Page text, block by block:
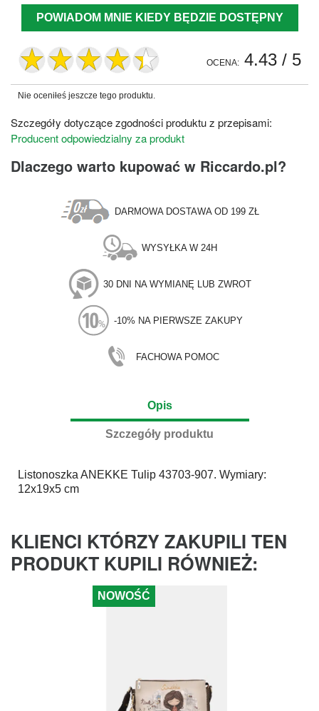
POWIADOM MNIE KIEDY BĘDZIE DOSTĘPNY
OCENA: 4.43 / 5
Nie oceniłeś jeszcze tego produktu.
Szczegóły dotyczące zgodności produktu z przepisami:
Producent odpowiedzialny za produkt
Dlaczego warto kupować w Riccardo.pl?
DARMOWA DOSTAWA OD 199 ZŁ
WYSYŁKA W 24H
30 DNI NA WYMIANĘ LUB ZWROT
-10% NA PIERWSZE ZAKUPY
FACHOWA POMOC
Opis
Szczegóły produktu
Listonoszka ANEKKE Tulip 43703-907. Wymiary:
12x19x5 cm
KLIENCI KTÓRZY ZAKUPILI TEN
PRODUKT KUPILI RÓWNIEŻ:
NOWOŚĆ